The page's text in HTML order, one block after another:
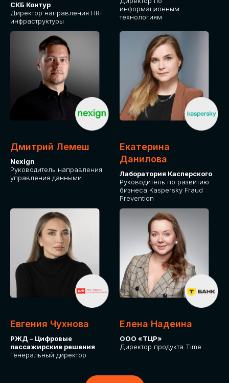
СКБ Контур
Директор направления HR-
инфраструктуры
информационным
технологиям
Дмитрий Лемеш
Nexign
Руководитель направления
управления данными
Екатерина
Данилова
Лаборатория Касперского
Руководитель по развитию
бизнеса Kaspersky Fraud
Prevention
Евгения Чухнова
РЖД – Цифровые
пассажирские решения
Генеральный директор
Елена Надеина
ООО «ТЦР»
Директор продукта Time
ДЛЯ ОПЛАТЫ БИЛЕТОВ
Оплата через сервис Timepad
ПРИОБРЕСТИ БИЛЕТ